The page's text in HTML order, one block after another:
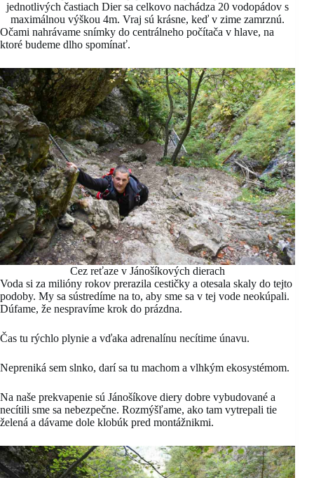
jednotlivých častiach Dier sa celkovo nachádza 20 vodopádov s
maximálnou výškou 4m. Vraj sú krásne, keď v zime zamrznú.
Očami nahrávame snímky do centrálneho počítača v hlave, na
ktoré budeme dlho spomínať.
Cez reťaze v Jánošíkových dierach
Voda si za milióny rokov prerazila cestičky a otesala skaly do tejto
podoby. My sa sústredíme na to, aby sme sa v tej vode neokúpali.
Dúfame, že nespravíme krok do prázdna.
Čas tu rýchlo plynie a vďaka adrenalínu necítime únavu.
Nepreniká sem slnko, darí sa tu machom a vlhkým ekosystémom.
Na naše prekvapenie sú Jánošíkove diery dobre vybudované a
necítili sme sa nebezpečne. Rozmýšľame, ako tam vytrepali tie
želená a dávame dole klobúk pred montážnikmi.